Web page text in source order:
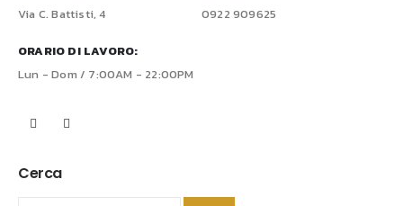
Via C. Battisti, 4
0922 909625
ORARIO DI LAVORO:
Lun - Dom / 7:00AM - 22:00PM
Cerca